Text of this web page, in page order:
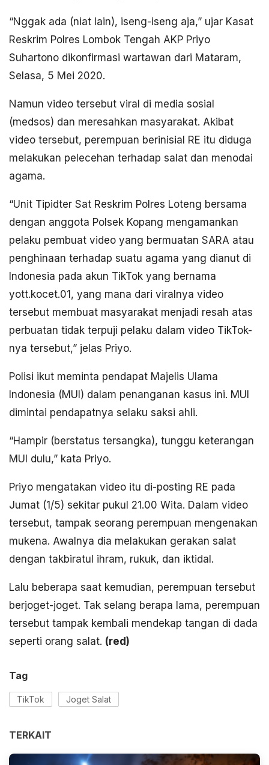
“Nggak ada (niat lain), iseng-iseng aja,” ujar Kasat
Reskrim Polres Lombok Tengah AKP Priyo
Suhartono dikonfirmasi wartawan dari Mataram,
Selasa, 5 Mei 2020.
Namun video tersebut viral di media sosial
(medsos) dan meresahkan masyarakat. Akibat
video tersebut, perempuan berinisial RE itu diduga
melakukan pelecehan terhadap salat dan menodai
agama.
“Unit Tipidter Sat Reskrim Polres Loteng bersama
dengan anggota Polsek Kopang mengamankan
pelaku pembuat video yang bermuatan SARA atau
penghinaan terhadap suatu agama yang dianut di
Indonesia pada akun TikTok yang bernama
yott.kocet.01, yang mana dari viralnya video
tersebut membuat masyarakat menjadi resah atas
perbuatan tidak terpuji pelaku dalam video TikTok-
nya tersebut,” jelas Priyo.
Polisi ikut meminta pendapat Majelis Ulama
Indonesia (MUI) dalam penanganan kasus ini. MUI
dimintai pendapatnya selaku saksi ahli.
“Hampir (berstatus tersangka), tunggu keterangan
MUI dulu,” kata Priyo.
Priyo mengatakan video itu di-posting RE pada
Jumat (1/5) sekitar pukul 21.00 Wita. Dalam video
tersebut, tampak seorang perempuan mengenakan
mukena. Awalnya dia melakukan gerakan salat
dengan takbiratul ihram, rukuk, dan iktidal.
Lalu beberapa saat kemudian, perempuan tersebut
berjoget-joget. Tak selang berapa lama, perempuan
tersebut tampak kembali mendekap tangan di dada
seperti orang salat. (red)
Tag
TikTok Joget Salat
TERKAIT